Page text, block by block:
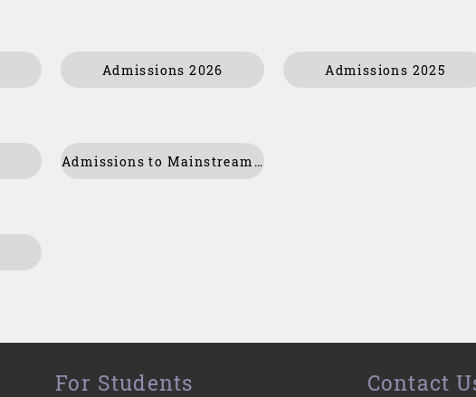
Admissions 2026
Admissions to Mainstream School 2019
Admissions 2025
For Students Contact